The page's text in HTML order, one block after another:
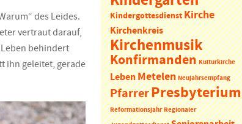
des Leides.
vertraut darauf,
behindert
ihn geleitet, gerade
Kindergottesdienst Kirche
Kirchenkreis
Kirchenmusik
Konfirmanden Kulturkirche
LebenMetelen Neujahrsempfang
PfarrerPresbyterium
Reformationsjahr Regionaler